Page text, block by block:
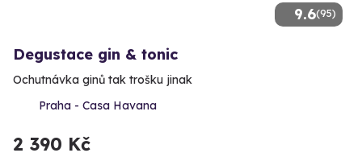
9.6(95)
Degustace gin & tonic
Ochutnávka ginů tak trošku jinak
Praha - Casa Havana
2 390 Kč